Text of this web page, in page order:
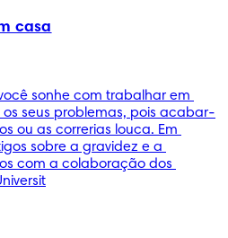
casa
sonhe com trabalhar em
os seus problemas, pois acabar-
ou as correrias louca. Em
sobre a gravidez e a
com a colaboração dos